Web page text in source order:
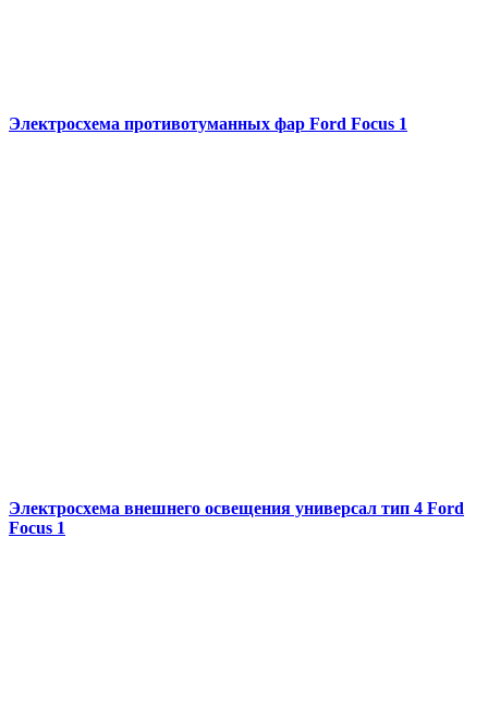
Электросхема противотуманных фар Ford Focus 1
Электросхема внешнего освещения универсал тип 4 Ford
Focus 1